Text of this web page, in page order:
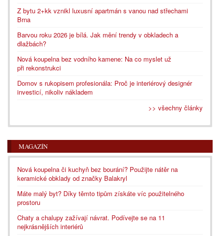
Z bytu 2+kk vznikl luxusní apartmán s vanou nad střechami
Brna
Barvou roku 2026 je bílá. Jak mění trendy v obkladech a
dlažbách?
Nová koupelna bez vodního kamene: Na co myslet už
při rekonstrukci
Domov s rukopisem profesionála: Proč je interiérový designér
investicí, nikoliv nákladem
>> všechny články
MAGAZÍN
Nová koupelna či kuchyň bez bourání? Použijte nátěr na
keramické obklady od značky Balakryl
Máte malý byt? Díky těmto tipům získáte víc použitelného
prostoru
Chaty a chalupy zažívají návrat. Podívejte se na 11
nejkrásnějších interiérů